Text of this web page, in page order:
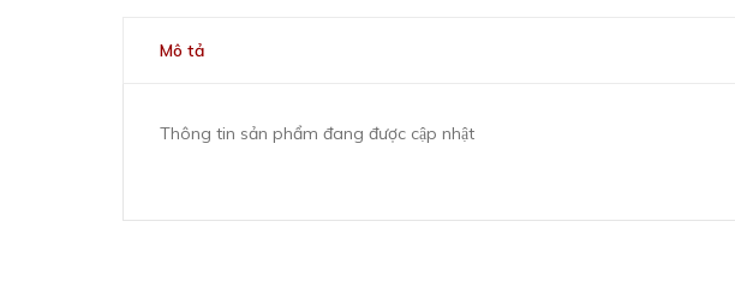
Mô tả
Thông tin sản phẩm đang được cập nhật